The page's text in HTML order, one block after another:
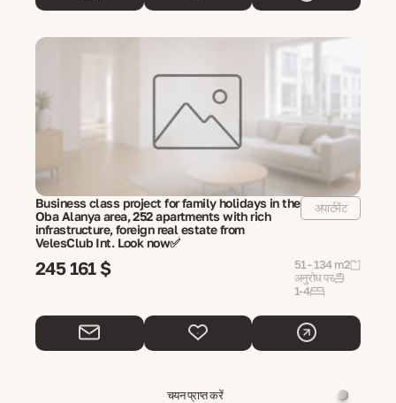
Business class project for family holidays in the
Oba Alanya area, 252 apartments with rich
infrastructure, foreign real estate from
VelesClub Int. Look now✅
अपार्टमेंट
245 161 $
51 - 134 m2
अनुरोध पर
1-4
चयन प्राप्त करें